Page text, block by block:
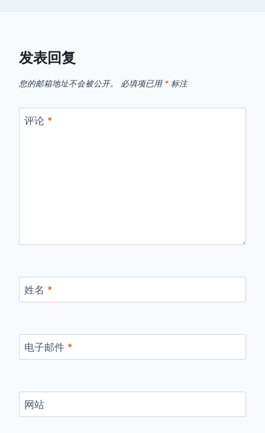
发表回复
您的邮箱地址不会被公开。 必填项已用 * 标注
评论 *
姓名 *
电子邮件 *
网站